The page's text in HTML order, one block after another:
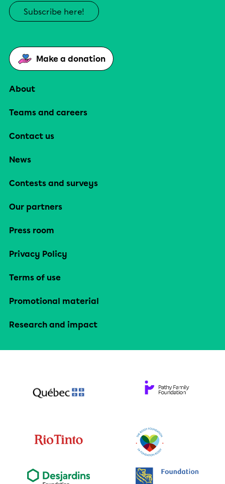
Subscribe here!
Make a donation
About
Teams and careers
Contact us
News
Contests and surveys
Our partners
Press room
Privacy Policy
Terms of use
Promotional material
Research and impact